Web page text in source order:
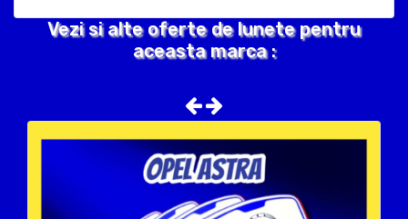
Vezi si alte oferte de lunete pentru
aceasta marca :